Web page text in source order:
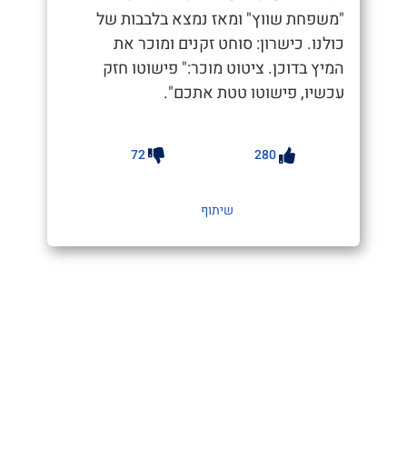
"משפחת שווץ" ומאז נמצא בלבבות של
כולנו. כישרון: סוחט זקנים ומוכר את
המיץ בדוכן. ציטוט מוכר:" פישוטו חזק
עכשיו, פישוטו טטת אתכם".
280
72
שיתוף